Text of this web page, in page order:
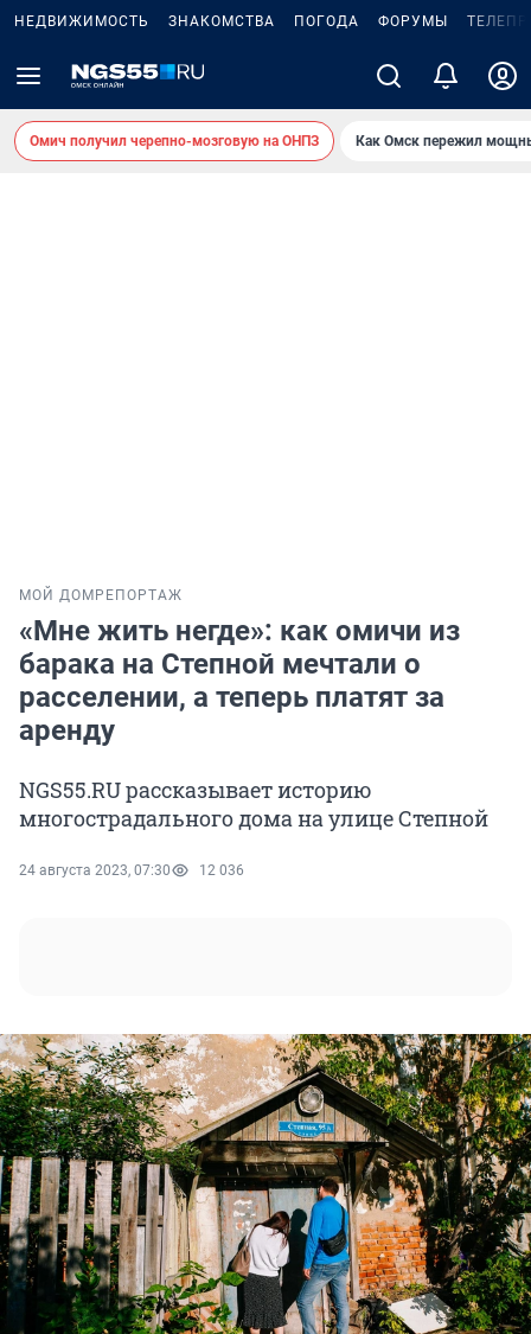
НЕДВИЖИМОСТЬ ЗНАКОМСТВА ПОГОДА ФОРУМЫ
Омич получил черепно-мозговую на ОНПЗ Как Омск пережил
МОЙ ДОМ РЕПОРТАЖ
«Мне жить негде»: как омичи из
барака на Степной мечтали о
расселении, а теперь платят за
аренду
NGS55.RU рассказывает историю
многострадального дома на улице Степной
24 августа 2023, 07:30 12 036